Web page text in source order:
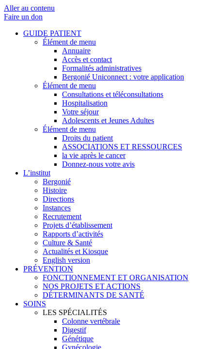
Aller au contenu
Faire un don
GUIDE PATIENT
Élément de menu
Annuaire
Accès et contact
Formalités administratives
Bergonié Uniconnect : votre application
Élément de menu
Consultations et téléconsultations
Hospitalisation
Votre séjour
Adolescents et Jeunes Adultes
Élément de menu
Droits du patient
ASSOCIATIONS ET RESSOURCES
la vie après le cancer
Donnez-nous votre avis
L’institut
Bergonié
Histoire
Directions
Instances
Recrutement
Projets d’établissement
Rapports d’activités
Culture & Santé
Actualités et Kiosque
English version
PRÉVENTION
FONCTIONNEMENT ET ORGANISATION
NOS PROJETS ET ACTIONS
DÉTERMINANTS DE SANTÉ
SOINS
LES SPÉCIALITÉS
Colonne vertébrale
Digestif
Génétique
Gynécologie